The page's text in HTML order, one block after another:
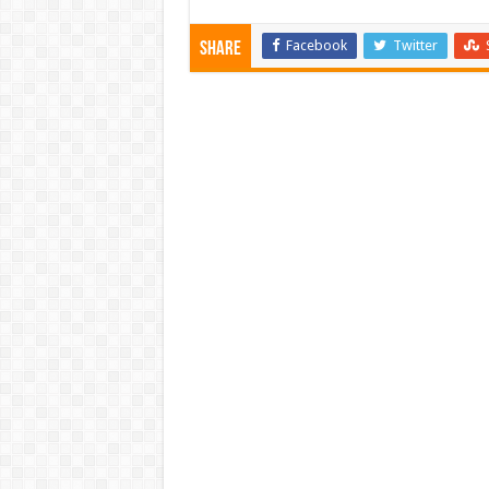
Share Facebook Twitter